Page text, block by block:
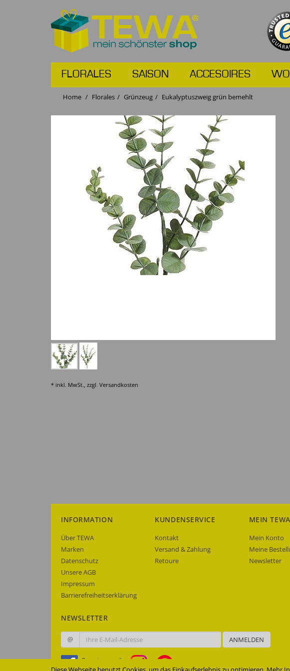
FLORALES SAISON ACCESOIRES
Home Florales Grünzeug Eukalyptuszweig grün bemehlt
* inkl. MwSt., zzgl. Versandkosten
INFORMATION
Über TEWA
Marken
Datenschutz
Unsere AGB
Impressum
Barrierefreiheitserklärung
KUNDENSERVICE
Kontakt
Versand & Zahlung
Retoure
MEIN TEWA
Mein Konto
Meine
Newsletter
NEWSLETTER
@ ANMELDEN